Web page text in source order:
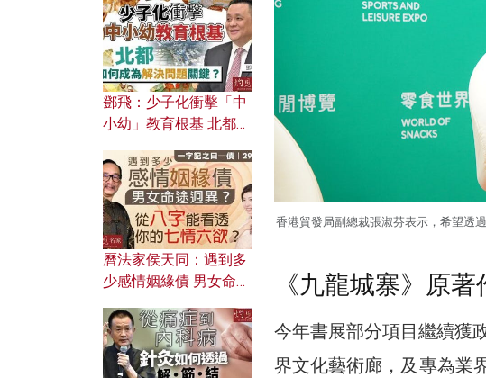
香港貿發局副總裁張淑芬表示，希望透
《九龍城寨》原
今年書展部分項目繼續獲
界文化藝術廊，及專為業
濟為何仍然低迷？
鄧飛：少子化衝擊「中
小幼」教育根基 北都如
曆法家侯天同：遇到多
少感情姻緣債 男女命途
的七情六欲？